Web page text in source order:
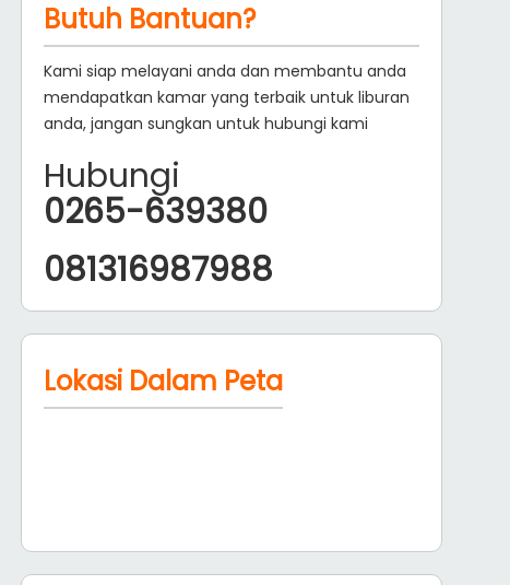
Butuh Bantuan?
Kami siap melayani anda dan membantu anda
mendapatkan kamar yang terbaik untuk liburan
anda, jangan sungkan untuk hubungi kami
Hubungi
0265-639380
081316987988
Lokasi Dalam Peta